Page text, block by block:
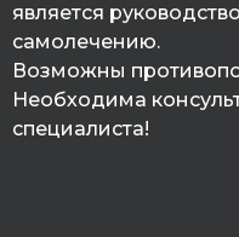
является
самолечению.
Возможны
Необходима
специалиста!